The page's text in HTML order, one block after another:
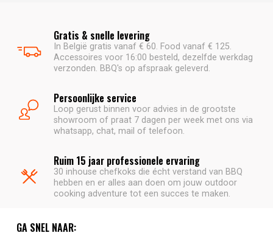
Gratis & snelle levering
In België gratis vanaf € 60. Food vanaf € 125.
Accessoires voor 16:00 besteld, dezelfde werkdag
verzonden. BBQ's op afspraak geleverd.
Persoonlijke service
Loop gerust binnen voor advies in de grootste
showroom of praat 7 dagen per week met ons via
whatsapp, chat, mail of telefoon.
Ruim 15 jaar professionele ervaring
30 inhouse chefkoks die écht verstand van BBQ
hebben en er alles aan doen om jouw outdoor
cooking adventure tot een succes te maken.
GA SNEL NAAR: